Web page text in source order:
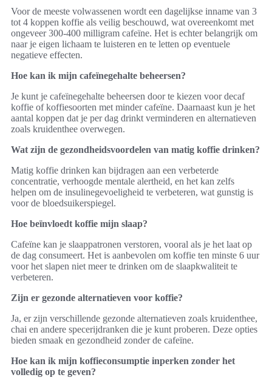
Voor de meeste volwassenen wordt een dagelijkse inname van 3
tot 4 koppen koffie als veilig beschouwd, wat overeenkomt met
ongeveer 300-400 milligram cafeïne. Het is echter belangrijk om
naar je eigen lichaam te luisteren en te letten op eventuele
negatieve effecten.
Hoe kan ik mijn cafeïnegehalte beheersen?
Je kunt je cafeïnegehalte beheersen door te kiezen voor decaf
koffie of koffiesoorten met minder cafeïne. Daarnaast kun je het
aantal koppen dat je per dag drinkt verminderen en alternatieven
zoals kruidenthee overwegen.
Wat zijn de gezondheidsvoordelen van matig koffie drinken?
Matig koffie drinken kan bijdragen aan een verbeterde
concentratie, verhoogde mentale alertheid, en het kan zelfs
helpen om de insulinegevoeligheid te verbeteren, wat gunstig is
voor de bloedsuikerspiegel.
Hoe beïnvloedt koffie mijn slaap?
Cafeïne kan je slaappatronen verstoren, vooral als je het laat op
de dag consumeert. Het is aanbevolen om koffie ten minste 6 uur
voor het slapen niet meer te drinken om de slaapkwaliteit te
verbeteren.
Zijn er gezonde alternatieven voor koffie?
Ja, er zijn verschillende gezonde alternatieven zoals kruidenthee,
chai en andere specerijdranken die je kunt proberen. Deze opties
bieden smaak en gezondheid zonder de cafeïne.
Hoe kan ik mijn koffieconsumptie inperken zonder het
volledig op te geven?